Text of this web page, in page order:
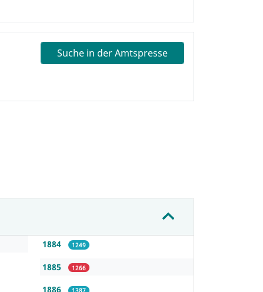
Suche in der Amtspresse
1884 1249
1885 1266
1886 1387